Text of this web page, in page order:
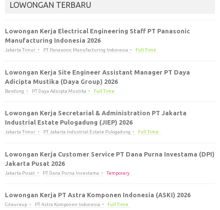
LOWONGAN TERBARU
Lowongan Kerja Electrical Engineering Staff PT Panasonic
Manufacturing Indonesia 2026
Jakarta Timur PT Panasonic Manufacturing Indonesia Full Time
Lowongan Kerja Site Engineer Assistant Manager PT Daya
Adicipta Mustika (Daya Group) 2026
Bandung PT Daya Adicipta Mustika Full Time
Lowongan Kerja Secretarial & Administration PT Jakarta
Industrial Estate Pulogadung (JIEP) 2026
Jakarta Timur PT Jakarta Industrial Estate Pulogadung Full Time
Lowongan Kerja Customer Service PT Dana Purna Investama (DPI)
Jakarta Pusat 2026
Jakarta Pusat PT Dana Purna Investama Temporary
Lowongan Kerja PT Astra Komponen Indonesia (ASKI) 2026
Citeureup PT Astra Komponen Indonesia Full Time